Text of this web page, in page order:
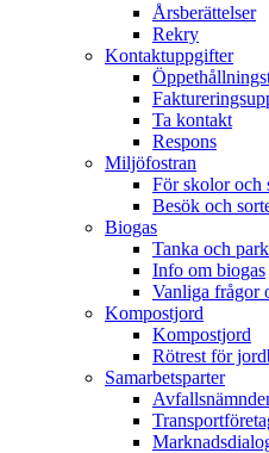
Årsberättelser
Rekry
Kontaktuppgifter
Ta kontakt
Respons
Miljöfostran
För skolor och
Besök och
Biogas
Tanka och
Info om biogas
Vanliga frågor
Kompostjord
Kompostjord
Rötrest för
Samarbetsparter